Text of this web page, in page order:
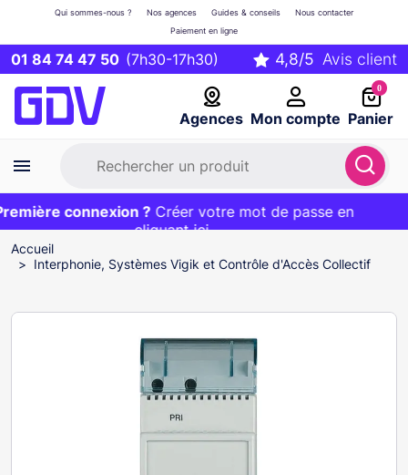
01 84 74 47 50 (7h30-17h30)
Agences Mon compte
Qui sommes-nous ? Nos agences Guides & conseils
Nous contacter
Paiement en ligne
0
Panier
Première commande ?20€ OFFERT sur votre panier
et livraison 24/48h gratuite avec le codeBIENVENUE
connexion ?Créer votre mot de passe en
cliquant ici
EXCLU WEB :
Accueil
Interphonie, Systèmes Vigik et Contrôle d'Accès Collectif